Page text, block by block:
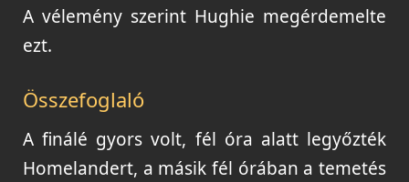
A vélemény szerint Hughie megérdemelte
ezt.
Összefoglaló
A finálé gyors volt, fél óra alatt legyőzték
Homelandert, a másik fél órában a temetés